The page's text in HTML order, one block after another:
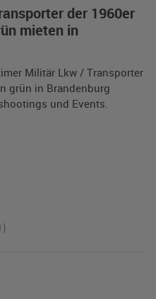
der 1960er
mieten in
Militär Lkw / Transporter
grün in Brandenburg
und Events.